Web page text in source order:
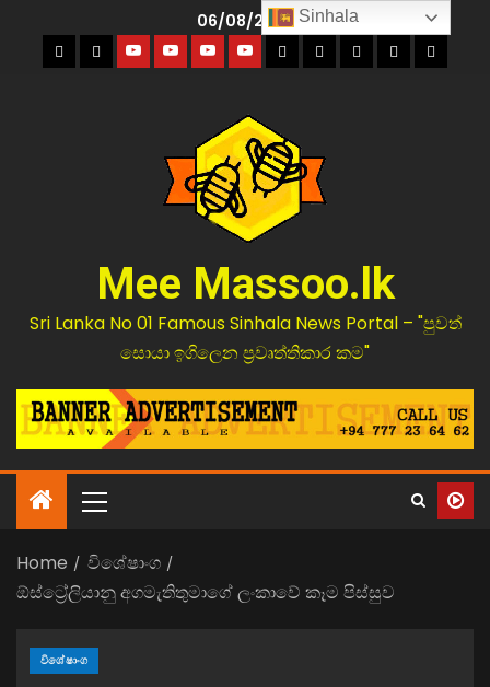
06/08/2026
Mee Massoo.lk
Sri Lanka No 01 Famous Sinhala News Portal – "පුවත්
සොයා ඉගිලෙන ප්‍රවෘත්තිකාර කම"
Home
විශේෂාංග
ඕස්ට්‍රේලියානු අගමැතිතුමාගේ ලංකාවේ කෑම පිස්සුව
විශේෂාංග
Sinhala